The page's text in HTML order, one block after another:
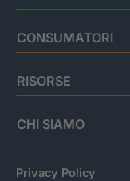
CONSUMATORI
RISORSE
CHI SIAMO
Privacy Policy